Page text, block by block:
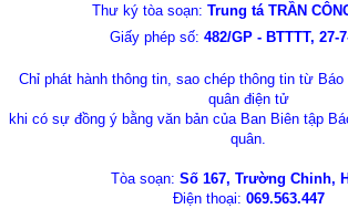
Thư ký tòa soạn: Trung tá TRẦN
Giấy phép số: 482/GP - BTTTT, 27-
Chỉ phát hành thông tin, sao chép thông tin từ Báo
quân điện tử
khi có sự đồng ý bằng văn bản của Ban Biên tập
quân.
Tòa soạn: Số 167, Trường Chinh,
Điện thoại: 069.563.447